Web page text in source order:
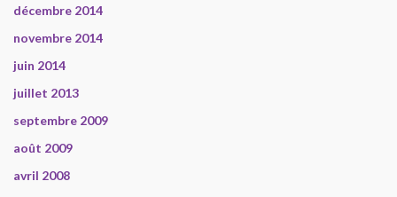
décembre 2014
novembre 2014
juin 2014
juillet 2013
septembre 2009
août 2009
avril 2008